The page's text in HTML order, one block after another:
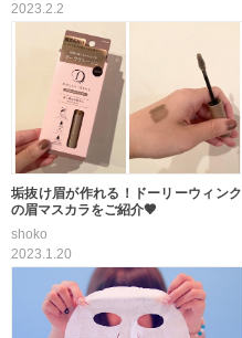
2023.2.2
垢抜け眉が作れる！ドーリーウィンク
の眉マスカラをご紹介🤎
shoko
2023.1.20